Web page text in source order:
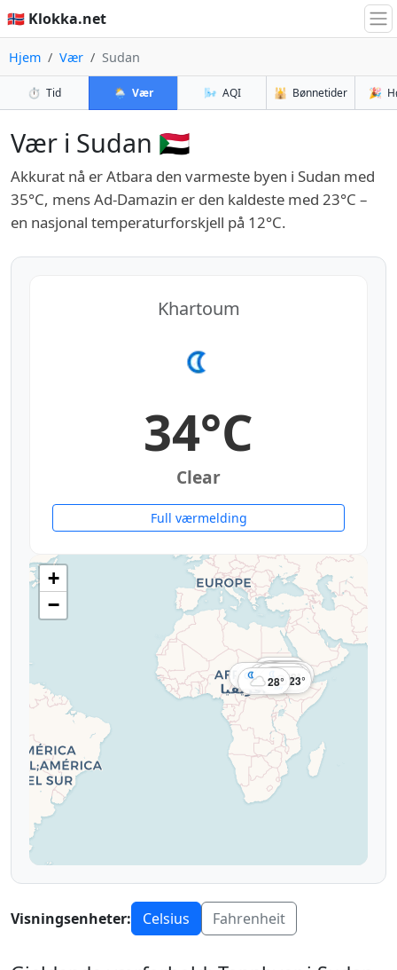
🇳🇴 Klokka.net
Hjem Vær Sudan
⏱️ Tid 🌦️ Vær 🌬️ AQI 🕌 Bønnetider 🎉
Vær i Sudan 🇸🇩
Akkurat nå er Atbara den varmeste byen i Sudan med
35°C, mens Ad-Damazin er den kaldeste med 23°C –
en nasjonal temperaturforskjell på 12°C.
Khartoum
34°C
Clear
Full værmelding
34°
34°
28°27°
29°
32°
28°
31° 27°
23°
24° 28°
+
−
Visningsenheter: Celsius Fahrenheit